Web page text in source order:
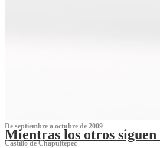
De septiembre a octubre de 2009
Mientras los otros
Castillo de Chapultepec